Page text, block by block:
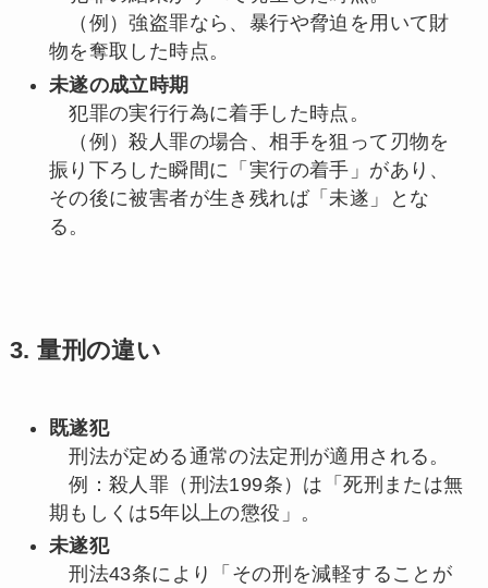
（例）強盗罪なら、暴行や脅迫を用いて財
物を奪取した時点。
未遂の成立時期
犯罪の実行行為に着手した時点。
（例）殺人罪の場合、相手を狙って刃物を
振り下ろした瞬間に「実行の着手」があり、
その後に被害者が生き残れば「未遂」とな
る。
3. 量刑の違い
既遂犯
刑法が定める通常の法定刑が適用される。
例：殺人罪（刑法199条）は「死刑または無
期もしくは5年以上の懲役」。
未遂犯
刑法43条により「その刑を減軽することが